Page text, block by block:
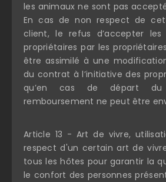
les animaux ne sont pas
En cas de non respect de
client, le refus d’accepter
propriétaires par les
être assimilé à une
du contrat à l’initiative des
qu’en cas de départ du
remboursement ne peut être
Article 13 - Art de vivre,
respect d'un certain art de
tous les hôtes pour garantir la
le confort des personnes